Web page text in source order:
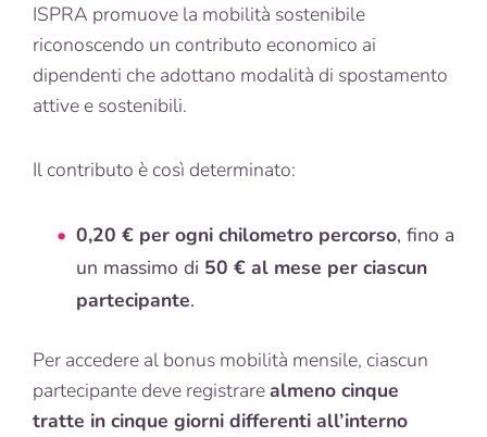
ISPRA promuove la mobilità sostenibile
riconoscendo un contributo economico ai
dipendenti che adottano modalità di spostamento
attive e sostenibili.
Il contributo è così determinato:
0,20 € per ogni chilometro percorso, fino a
un massimo di 50 € al mese per ciascun
partecipante.
Per accedere al bonus mobilità mensile, ciascun
partecipante deve registrarealmeno cinque
tratte in cinque giorni differenti all’interno